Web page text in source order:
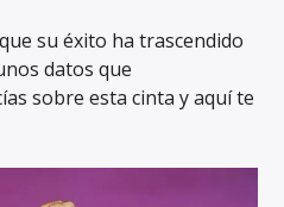
su éxito ha trascendido
datos que
sobre esta cinta y aquí te